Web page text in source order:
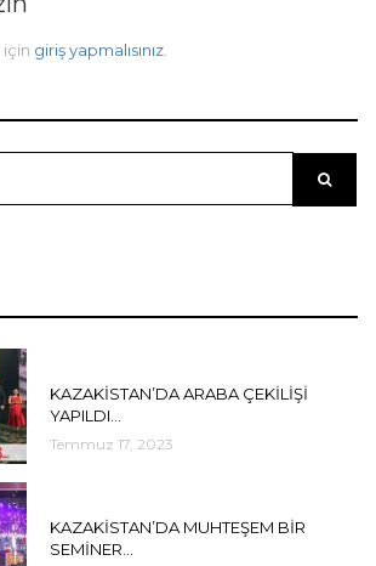
giriş yapmalısınız
KAZAKİSTAN’DA ARABA ÇEKİLİŞİ
YAPILDI…
Temmuz 17, 2023
KAZAKİSTAN’DA MUHTEŞEM BİR
SEMİNER…